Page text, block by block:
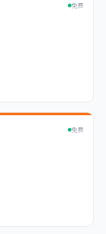
免费
免费